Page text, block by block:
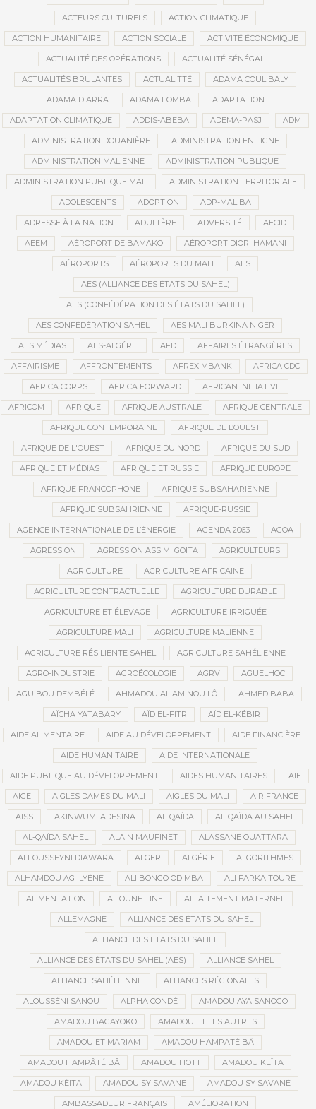
ACTEURS CULTURELS ACTION CLIMATIQUE
ACTION HUMANITAIRE ACTION SOCIALE ACTIVITÉ ÉCONOMIQUE
ACTUALITÉ DES OPÉRATIONS ACTUALITÉ SÉNÉGAL
ACTUALITÉS BRULANTES ACTUALITTÉ ADAMA COULIBALY
ADAMA DIARRA ADAMA FOMBA ADAPTATION
ADAPTATION CLIMATIQUE ADDIS-ABEBA ADEMA-PASJ ADM
ADMINISTRATION DOUANIÈRE ADMINISTRATION EN LIGNE
ADMINISTRATION MALIENNE ADMINISTRATION PUBLIQUE
ADMINISTRATION PUBLIQUE MALI ADMINISTRATION TERRITORIALE
ADOLESCENTS ADOPTION ADP-MALIBA
ADRESSE À LA NATION ADULTÈRE ADVERSITÉ AECID
AEEM AÉROPORT DE BAMAKO AÉROPORT DIORI HAMANI
AÉROPORTS AÉROPORTS DU MALI AES
AES (ALLIANCE DES ÉTATS DU SAHEL)
AES (CONFÉDÉRATION DES ÉTATS DU SAHEL)
AES CONFÉDÉRATION SAHEL AES MALI BURKINA NIGER
AES MÉDIAS AES-ALGÉRIE AFD AFFAIRES ÉTRANGÈRES
AFFAIRISME AFFRONTEMENTS AFREXIMBANK AFRICA CDC
AFRICA CORPS AFRICA FORWARD AFRICAN INITIATIVE
AFRICOM AFRIQUE AFRIQUE AUSTRALE AFRIQUE CENTRALE
AFRIQUE CONTEMPORAINE AFRIQUE DE L’OUEST
AFRIQUE DE L'OUEST AFRIQUE DU NORD AFRIQUE DU SUD
AFRIQUE ET MÉDIAS AFRIQUE ET RUSSIE AFRIQUE EUROPE
AFRIQUE FRANCOPHONE AFRIQUE SUBSAHARIENNE
AFRIQUE SUBSAHRIENNE AFRIQUE-RUSSIE
AGENCE INTERNATIONALE DE L’ÉNERGIE AGENDA 2063 AGOA
AGRESSION AGRESSION ASSIMI GOITA AGRICULTEURS
AGRICULTURE AGRICULTURE AFRICAINE
AGRICULTURE CONTRACTUELLE AGRICULTURE DURABLE
AGRICULTURE ET ÉLEVAGE AGRICULTURE IRRIGUÉE
AGRICULTURE MALI AGRICULTURE MALIENNE
AGRICULTURE RÉSILIENTE SAHEL AGRICULTURE SAHÉLIENNE
AGRO-INDUSTRIE AGROÉCOLOGIE AGRV AGUELHOC
AGUIBOU DEMBÉLÉ AHMADOU AL AMINOU LÔ AHMED BABA
AÏCHA YATABARY AÏD EL-FITR AÏD EL-KÉBIR
AIDE ALIMENTAIRE AIDE AU DÉVELOPPEMENT AIDE FINANCIÈRE
AIDE HUMANITAIRE AIDE INTERNATIONALE
AIDE PUBLIQUE AU DÉVELOPPEMENT AIDES HUMANITAIRES AIE
AIGE AIGLES DAMES DU MALI AIGLES DU MALI AIR FRANCE
AISS AKINWUMI ADESINA AL-QAÏDA AL-QAÏDA AU SAHEL
AL-QAÏDA SAHEL ALAIN MAUFINET ALASSANE OUATTARA
ALFOUSSEYNI DIAWARA ALGER ALGÉRIE ALGORITHMES
ALHAMDOU AG ILYÈNE ALI BONGO ODIMBA ALI FARKA TOURÉ
ALIMENTATION ALIOUNE TINE ALLAITEMENT MATERNEL
ALLEMAGNE ALLIANCE DES ÉTATS DU SAHEL
ALLIANCE DES ETATS DU SAHEL
ALLIANCE DES ÉTATS DU SAHEL (AES) ALLIANCE SAHEL
ALLIANCE SAHÉLIENNE ALLIANCES RÉGIONALES
ALOUSSÉNI SANOU ALPHA CONDÉ AMADOU AYA SANOGO
AMADOU BAGAYOKO AMADOU ET LES AUTRES
AMADOU ET MARIAM AMADOU HAMPATÉ BÂ
AMADOU HAMPÂTÉ BÂ AMADOU HOTT AMADOU KEÏTA
AMADOU KÉITA AMADOU SY SAVANE AMADOU SY SAVANÉ
AMBASSADEUR FRANÇAIS AMÉLIORATION